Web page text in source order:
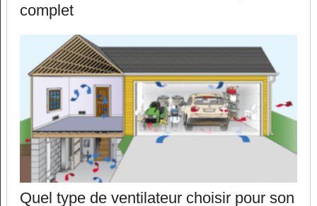
complet
Quel type de ventilateur choisir pour son